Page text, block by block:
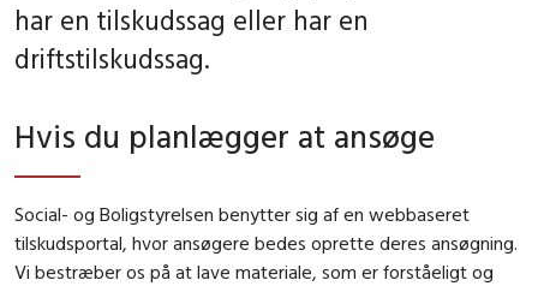
har en tilskudssag eller har en
driftstilskudssag.
Hvis du planlægger at ansøge
Social- og Boligstyrelsen benytter sig af en webbaseret
tilskudsportal, hvor ansøgere bedes oprette deres ansøgning.
Vi bestræber os på at lave materiale, som er forståeligt og